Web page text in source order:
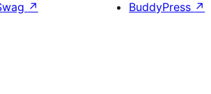
↗
BuddyPress ↗